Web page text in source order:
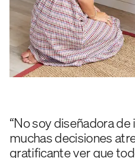
“No soy diseñadora
muchas decisiones
gratificante ver que